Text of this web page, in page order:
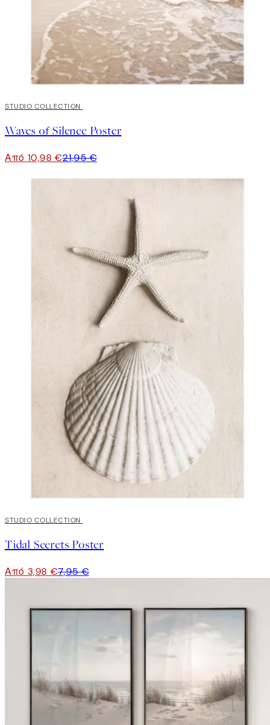
50%*
STUDIO COLLECTION
Waves of Silence Poster
Από 10,98 €21,95 €
50%*
STUDIO COLLECTION
Tidal Secrets Poster
Από 3,98 €7,95 €